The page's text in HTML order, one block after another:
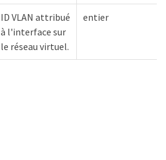
ID VLAN attribué
à l'interface sur
le réseau virtuel.
entier